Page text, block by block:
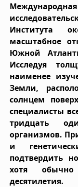
Института
масштабное
Южной
Исследуя
наименее
Земли,
солнцем
специалисты
тридцать
организмов.
и
подтвердить
хотя
десятилетия.